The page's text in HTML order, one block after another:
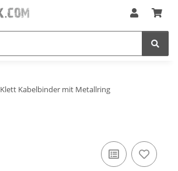
Klett Kabelbinder mit Metallring